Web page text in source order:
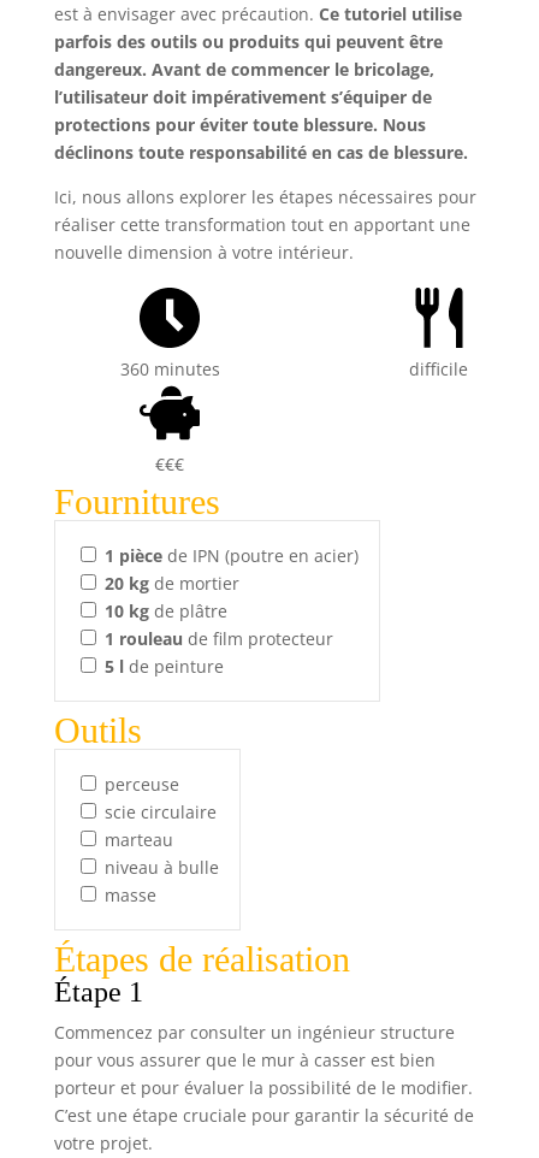
est à envisager avec précaution. Ce tutoriel utilise
parfois des outils ou produits qui peuvent être
dangereux. Avant de commencer le bricolage,
l’utilisateur doit impérativement s’équiper de
protections pour éviter toute blessure. Nous
déclinons toute responsabilité en cas de blessure.
Ici, nous allons explorer les étapes nécessaires pour
réaliser cette transformation tout en apportant une
nouvelle dimension à votre intérieur.
360 minutes difficile
€€€
Fournitures
1 piècede IPN (poutre en acier)
20 kgde mortier
10 kgde plâtre
1 rouleau de film protecteur
5 lde peinture
Outils
perceuse
scie circulaire
marteau
niveau à bulle
masse
Étapes de réalisation
Étape 1
Commencez par consulter un ingénieur structure
pour vous assurer que le mur à casser est bien
porteur et pour évaluer la possibilité de le modifier.
C’est une étape cruciale pour garantir la sécurité de
votre projet.